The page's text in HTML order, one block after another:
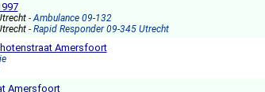
- Ambulance 09-132
- Rapid Responder 09-345 Utrecht
Amersfoort
Amersfoort